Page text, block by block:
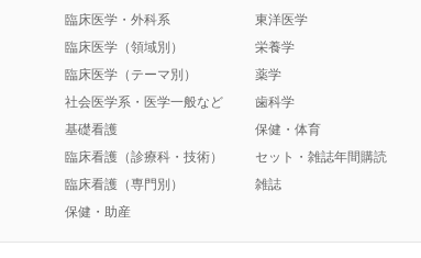
臨床医学・外科系
臨床医学（領域別）
臨床医学（テーマ別）
社会医学系・医学一般など
基礎看護
臨床看護（診療科・技術）
臨床看護（専門別）
保健・助産
東洋医学
栄養学
薬学
歯科学
保健・体育
セット・雑誌年間購読
雑誌